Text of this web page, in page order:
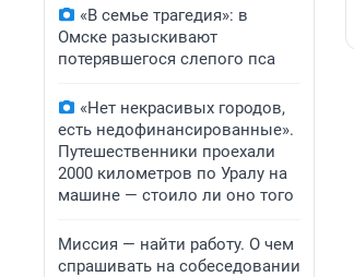
«В семье трагедия»: в
Омске разыскивают
потерявшегося слепого пса
«Нет некрасивых городов,
есть недофинансированные».
Путешественники проехали
2000 километров по Уралу на
машине — стоило ли оно того
Миссия — найти работу. О чем
спрашивать на собеседовании